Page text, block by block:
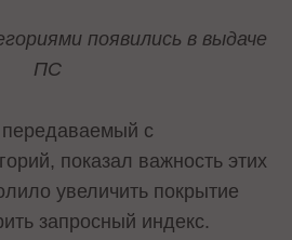
появились в выдаче
ПС
с
показал важность этих
увеличить покрытие
запросный индекс.